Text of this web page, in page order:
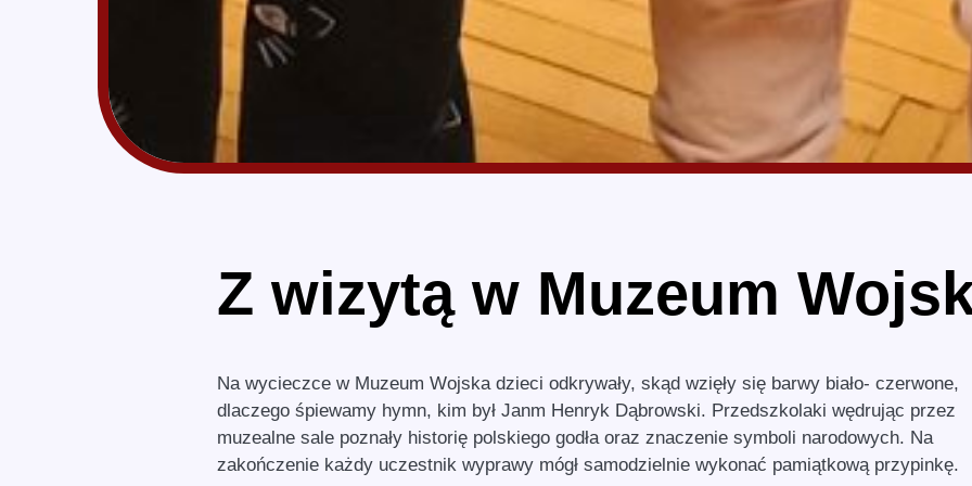
Z wizytą w Muzeum
Na wycieczce w Muzeum Wojska dzieci odkrywały, skąd wzięły się barwy biało- czerwone,
dlaczego śpiewamy hymn, kim był Janm Henryk Dąbrowski. Przedszkolaki wędrując przez
muzealne sale poznały historię polskiego godła oraz znaczenie symboli narodowych. Na
zakończenie każdy uczestnik wyprawy mógł samodzielnie wykonać pamiątkową przypinkę.